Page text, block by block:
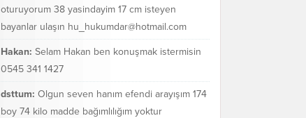
oturuyorum 38 yasindayim 17 cm isteyen
bayanlar ulaşın hu_hukumdar@hotmail.com
Hakan: Selam Hakan ben konuşmak istermisin
0545 341 1427
dsttum: Olgun seven hanım efendi arayışım 174
boy 74 kilo madde bağımlılığım yoktur